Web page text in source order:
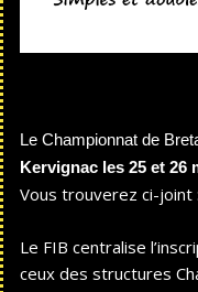
Le Championnat de
Kervignac les 25 et 26
Vous trouverez ci-joint :
Le FIB centralise
ceux des structures